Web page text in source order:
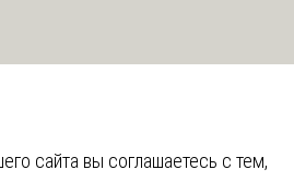
сайта вы соглашаетесь с тем,